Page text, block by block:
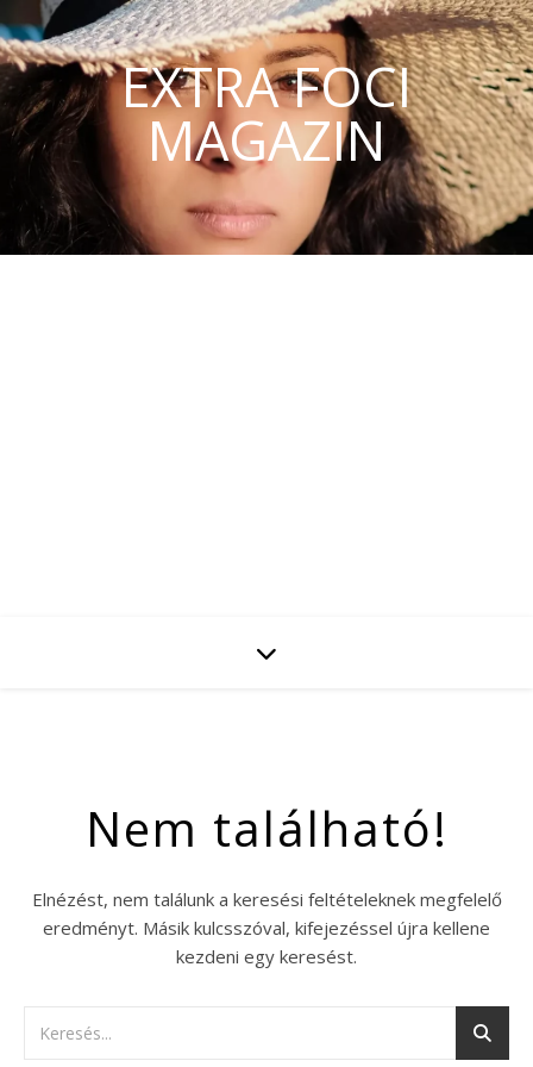
EXTRA FOCI
MAGAZIN
Nem található!
Elnézést, nem találunk a keresési feltételeknek megfelelő
eredményt. Másik kulcsszóval, kifejezéssel újra kellene
kezdeni egy keresést.